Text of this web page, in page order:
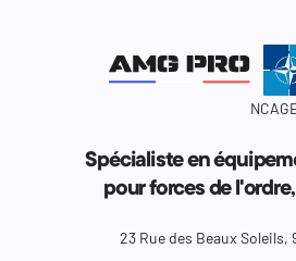
Spécialiste en
pour forces de
23 Rue des Beaux Soleils,